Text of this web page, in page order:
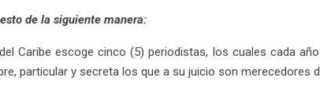
de la siguiente manera:
Caribe escoge cinco (5) periodistas, los cuales cada
particular y secreta los que a su juicio son merecedores